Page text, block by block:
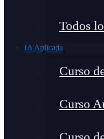
Todos
IA Aplicada
Curso
Curso